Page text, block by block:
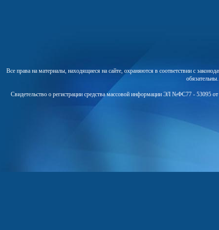
Все права на материалы, находящиеся на сайте, охраняются в соответствии с
Свидетельство о регистрации средства массовой информации ЭЛ №ФС77 - 53095